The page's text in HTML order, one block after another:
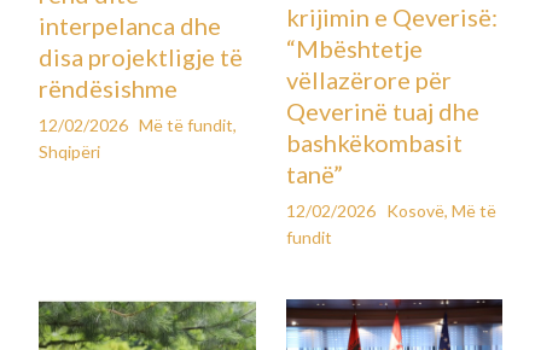
interpelanca dhe
disa projektligje të
rëndësishme
12/02/2026 Më të fundit,
Shqipëri
krijimin e Qeverisë:
“Mbështetje
vëllazërore për
Qeverinë tuaj dhe
bashkëkombasit
tanë”
12/02/2026 Kosovë, Më të
fundit